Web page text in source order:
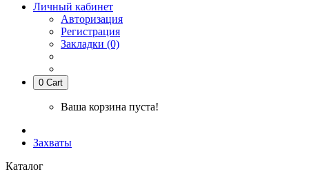
Личный кабинет
Авторизация
Регистрация
Закладки (0)
0 Cart
Ваша корзина пуста!
Захваты
Каталог